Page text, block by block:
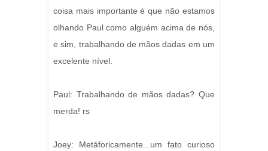
coisa mais importante é que não estamos
olhando Paul como alguém acima de nós,
e sim, trabalhando de mãos dadas em um
excelente nível.
Paul: Trabalhando de mãos dadas? Que
merda! rs
Joey: Metáforicamente...um fato curioso